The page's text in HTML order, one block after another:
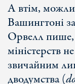
А втім,
Вашингтоні
Орвелл пише,
міністерств
звичайним
дводумства (